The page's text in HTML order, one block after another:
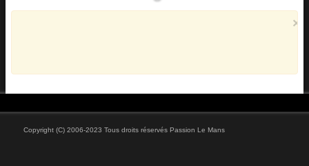
×
Copyright (C) 2006-2023 Tous droits réservés Passion Le Mans